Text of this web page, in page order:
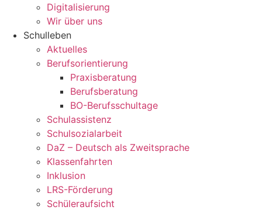
Digitalisierung
Wir über uns
Schulleben
Aktuelles
Berufsorientierung
Praxisberatung
Berufsberatung
BO-Berufsschultage
Schulassistenz
Schulsozialarbeit
DaZ – Deutsch als Zweitsprache
Klassenfahrten
Inklusion
LRS-Förderung
Schüleraufsicht